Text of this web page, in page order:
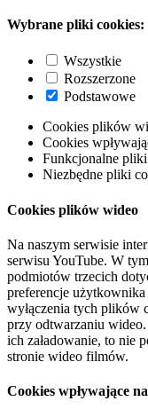
Wybrane pliki cookies:
Wszystkie
Rozszerzone
Podstawowe
Cookies plików
Cookies
Funkcjonalne pliki
Niezbędne pliki
Cookies plików wideo
Na naszym serwisie
serwisu YouTube. W
podmiotów trzecich
preferencje
wyłączenia tych plików
przy odtwarzaniu
ich załadowanie, to nie
stronie wideo filmów.
Cookies wpływające